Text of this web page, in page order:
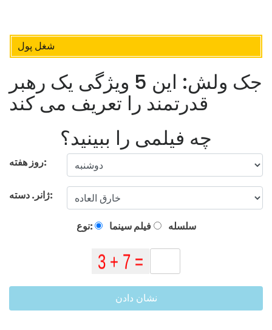
شغل پول
جک ولش: این 5 ویژگی یک رهبر
قدرتمند را تعریف می کند
چه فیلمی را ببینید؟
روز هفته:
ژانر. دسته:
نوع: فیلم سینما سلسله
نشان دادن